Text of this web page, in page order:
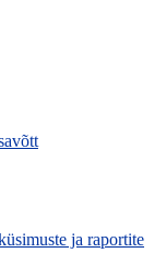
ja raportite